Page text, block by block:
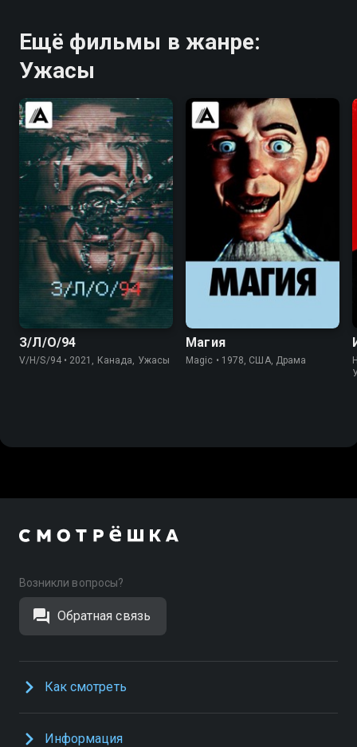
Ещё фильмы в жанре:
Ужасы
5.6 5.6
З/Л/О/94
V/H/S/94 • 2021, Канада, Ужасы
6.9 6.8
Магия
Magic • 1978, США, Драма
Возникли вопросы?
Обратная связь
Как смотреть
Информация